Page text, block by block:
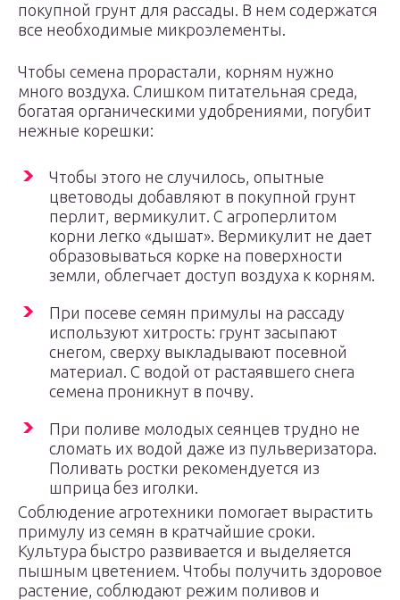
покупной грунт для рассады. В нем содержатся
все необходимые микроэлементы.
Чтобы семена прорастали, корням нужно
много воздуха. Слишком питательная среда,
богатая органическими удобрениями, погубит
нежные корешки:
Чтобы этого не случилось, опытные
цветоводы добавляют в покупной грунт
перлит, вермикулит. С агроперлитом
корни легко «дышат». Вермикулит не дает
образовываться корке на поверхности
земли, облегчает доступ воздуха к корням.
При посеве семян примулы на рассаду
используют хитрость: грунт засыпают
снегом, сверху выкладывают посевной
материал. С водой от растаявшего снега
семена проникнут в почву.
При поливе молодых сеянцев трудно не
сломать их водой даже из пульверизатора.
Поливать ростки рекомендуется из
шприца без иголки.
Соблюдение агротехники помогает вырастить
примулу из семян в кратчайшие сроки.
Культура быстро развивается и выделяется
пышным цветением. Чтобы получить здоровое
растение, соблюдают режим поливов и